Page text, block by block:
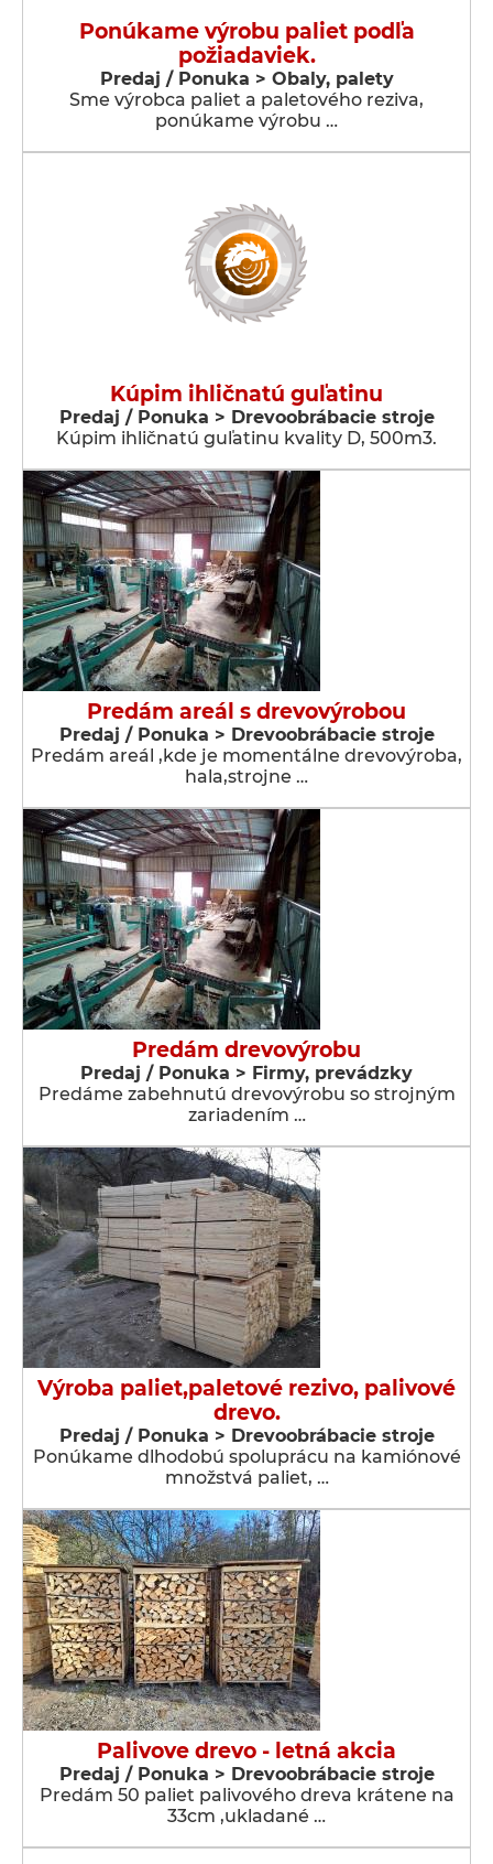
Ponúkame výrobu paliet podľa
požiadaviek.
Predaj / Ponuka > Obaly, palety
Sme výrobca paliet a paletového reziva,
ponúkame výrobu …
Kúpim ihličnatú guľatinu
Predaj / Ponuka > Drevoobrábacie stroje
Kúpim ihličnatú guľatinu kvality D, 500m3.
Predám areál s drevovýrobou
Predaj / Ponuka > Drevoobrábacie stroje
Predám areál ,kde je momentálne drevovýroba,
hala,strojne …
Predám drevovýrobu
Predaj / Ponuka > Firmy, prevádzky
Predáme zabehnutú drevovýrobu so strojným
zariadením …
Výroba paliet,paletové rezivo, palivové
drevo.
Predaj / Ponuka > Drevoobrábacie stroje
Ponúkame dlhodobú spoluprácu na kamiónové
množstvá paliet, …
Palivove drevo - letná akcia
Predaj / Ponuka > Drevoobrábacie stroje
Predám 50 paliet palivového dreva krátene na
33cm ,ukladané …